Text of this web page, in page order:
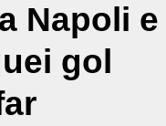
Napoli e
gol